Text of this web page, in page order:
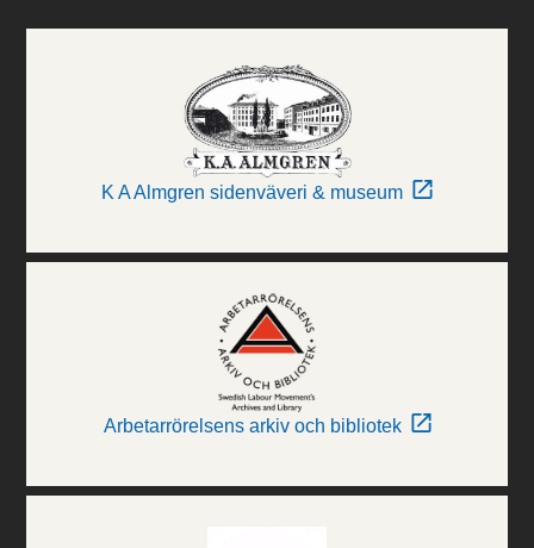
K A Almgren sidenväveri & museum
Arbetarrörelsens arkiv och bibliotek